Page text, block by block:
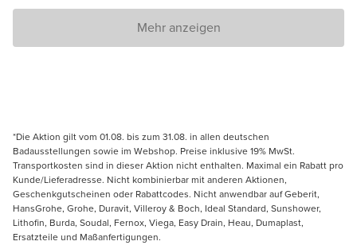
Mehr anzeigen
*Die Aktion gilt vom 01.08. bis zum 31.08. in allen deutschen
Badausstellungen sowie im Webshop. Preise inklusive 19% MwSt.
Transportkosten sind in dieser Aktion nicht enthalten. Maximal ein Rabatt pro
Kunde/Lieferadresse. Nicht kombinierbar mit anderen Aktionen,
Geschenkgutscheinen oder Rabattcodes. Nicht anwendbar auf Geberit,
HansGrohe, Grohe, Duravit, Villeroy & Boch, Ideal Standard, Sunshower,
Lithofin, Burda, Soudal, Fernox, Viega, Easy Drain, Heau, Dumaplast,
Ersatzteile und Maßanfertigungen.